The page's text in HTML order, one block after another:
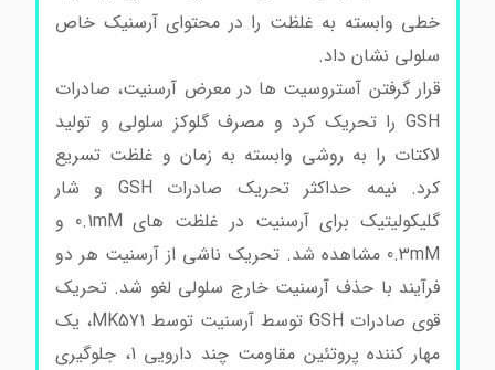
خطی وابسته به غلظت را در محتوای آرسنیک خاص
سلولی نشان داد.
قرار گرفتن آستروسیت ها در معرض آرسنیت، صادرات
GSH را تحریک کرد و مصرف گلوکز سلولی و تولید
لاکتات را به روشی وابسته به زمان و غلظت تسریع
کرد. نیمه حداکثر تحریک صادرات GSH و شار
گلیکولیتیک برای آرسنیت در غلظت های 0.1mM و
0.3mM مشاهده شد. تحریک ناشی از آرسنیت هر دو
فرآیند با حذف آرسنیت خارج سلولی لغو شد. تحریک
قوی صادرات GSH توسط آرسنیت توسط MK571، یک
مهار کننده پروتئین مقاومت چند دارویی 1، جلوگیری